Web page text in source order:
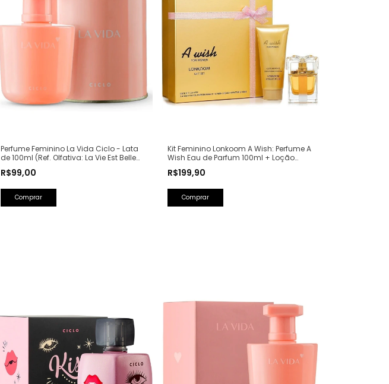
Perfume Feminino La Vida Ciclo - Lata
de 100ml (Ref. Olfativa: La Vie Est Belle
R$99,00
Kit Feminino Lonkoom A Wish: Perfume A
Wish Eau de Parfum 100ml + Loção
R$199,90